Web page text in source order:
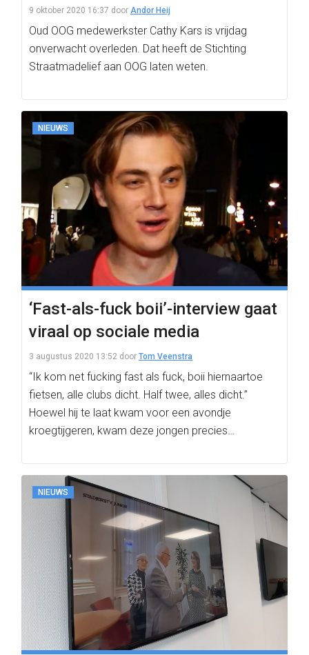
9 oktober 2020 16:37 door Andor Heij
Oud OOG medewerkster Cathy Kars is vrijdag
onverwacht overleden. Dat heeft de Stichting
Straatmadelief aan OOG laten weten.
NIEUWS
‘Fast-als-fuck boii’-interview gaat
viraal op sociale media
3 augustus 2020 13:52 door Tom Veenstra
“Ik kom net fucking fast als fuck, boii hiernaartoe
fietsen, alle clubs dicht. Half twee, alles dicht.”
Hoewel hij te laat kwam voor een avondje
kroegtijgeren, kwam deze jongen precies…
NIEUWS